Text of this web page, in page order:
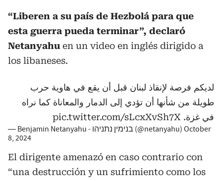
“Liberen a su país de Hezbolá para que
esta guerra pueda terminar”, declaró
Netanyahu en un video en inglés dirigido a
los libaneses.
لديكم فرصة لإنقاذ لبنان قبل أن يقع في هاوية حرب
طويلة من شأنها أن تؤدي إلى الدمار والمعاناة كما نراه
في غزة. pic.twitter.com/sLcxXvSh7X
— Benjamin Netanyahu - בנימין נתניהו (@netanyahu) October
8, 2024
El dirigente amenazó en caso contrario con
“una destrucción y un sufrimiento como los